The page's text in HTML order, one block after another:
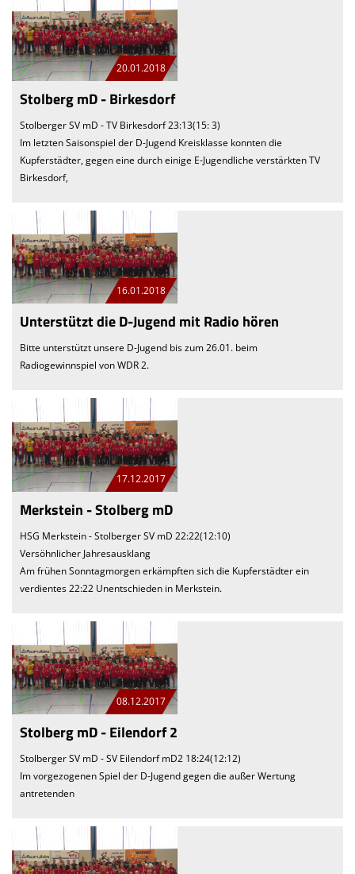
20.01.2018
Stolberg mD - Birkesdorf
Stolberger SV mD - TV Birkesdorf 23:13(15: 3)
Im letzten Saisonspiel der D-Jugend Kreisklasse konnten die
Kupferstädter, gegen eine durch einige E-Jugendliche verstärkten TV
Birkesdorf,
16.01.2018
Unterstützt die D-Jugend mit Radio hören
Bitte unterstützt unsere D-Jugend bis zum 26.01. beim
Radiogewinnspiel von WDR 2.
17.12.2017
Merkstein - Stolberg mD
HSG Merkstein - Stolberger SV mD 22:22(12:10)
Versöhnlicher Jahresausklang
Am frühen Sonntagmorgen erkämpften sich die Kupferstädter ein
verdientes 22:22 Unentschieden in Merkstein.
08.12.2017
Stolberg mD - Eilendorf 2
Stolberger SV mD - SV Eilendorf mD2 18:24(12:12)
Im vorgezogenen Spiel der D-Jugend gegen die außer Wertung
antretenden